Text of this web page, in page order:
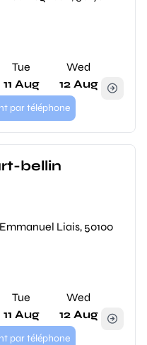
Tue
11 Aug
Wed
12 Aug
par téléphone
bellin
Liais, 50100
Tue
11 Aug
Wed
12 Aug
par téléphone